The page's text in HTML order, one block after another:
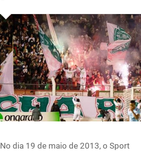
No dia 19 de maio de 2013, o Sport